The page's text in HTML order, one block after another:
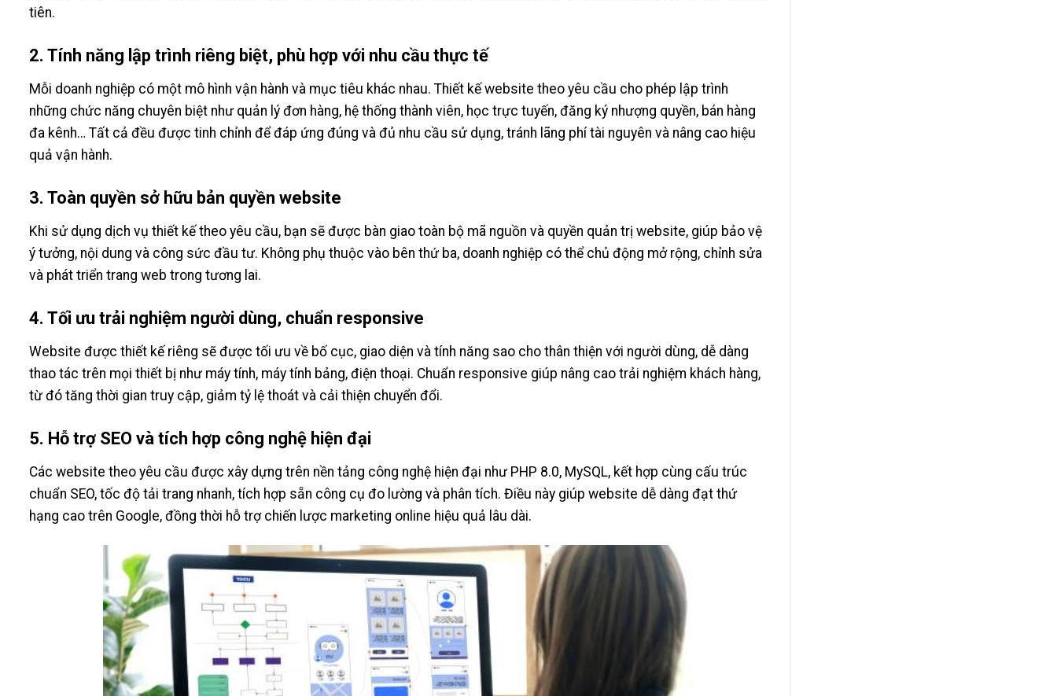
tiên.
2. Tính năng lập trình riêng biệt, phù hợp với nhu cầu thực tế
Mỗi doanh nghiệp có một mô hình vận hành và mục tiêu khác nhau. Thiết kế website theo yêu cầu cho phép lập trình
những chức năng chuyên biệt như quản lý đơn hàng, hệ thống thành viên, học trực tuyến, đăng ký nhượng quyền, bán hàng
đa kênh… Tất cả đều được tinh chỉnh để đáp ứng đúng và đủ nhu cầu sử dụng, tránh lãng phí tài nguyên và nâng cao hiệu
quả vận hành.
3. Toàn quyền sở hữu bản quyền website
Khi sử dụng dịch vụ thiết kế theo yêu cầu, bạn sẽ được bàn giao toàn bộ mã nguồn và quyền quản trị website, giúp bảo vệ
ý tưởng, nội dung và công sức đầu tư. Không phụ thuộc vào bên thứ ba, doanh nghiệp có thể chủ động mở rộng, chỉnh sửa
và phát triển trang web trong tương lai.
4. Tối ưu trải nghiệm người dùng, chuẩn responsive
Website được thiết kế riêng sẽ được tối ưu về bố cục, giao diện và tính năng sao cho thân thiện với người dùng, dễ dàng
thao tác trên mọi thiết bị như máy tính, máy tính bảng, điện thoại. Chuẩn responsive giúp nâng cao trải nghiệm khách hàng,
từ đó tăng thời gian truy cập, giảm tỷ lệ thoát và cải thiện chuyển đổi.
5. Hỗ trợ SEO và tích hợp công nghệ hiện đại
Các website theo yêu cầu được xây dựng trên nền tảng công nghệ hiện đại như PHP 8.0, MySQL, kết hợp cùng cấu trúc
chuẩn SEO, tốc độ tải trang nhanh, tích hợp sẵn công cụ đo lường và phân tích. Điều này giúp website dễ dàng đạt thứ
hạng cao trên Google, đồng thời hỗ trợ chiến lược marketing online hiệu quả lâu dài.